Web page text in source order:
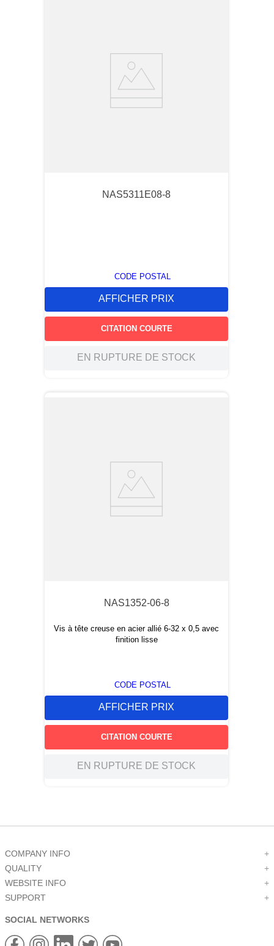
NAS5311E08-8
CODE POSTAL
AFFICHER PRIX
CITATION COURTE
EN RUPTURE DE STOCK
NAS1352-06-8
Vis à tête creuse en acier allié 6-32 x 0,5 avec
finition lisse
CODE POSTAL
AFFICHER PRIX
CITATION COURTE
EN RUPTURE DE STOCK
COMPANY INFO
+
QUALITY
+
WEBSITE INFO
+
SUPPORT
+
SOCIAL NETWORKS